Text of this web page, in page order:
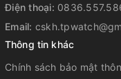
Điện thoại:
Email:
Thông tin khác
Chính sách bảo mật